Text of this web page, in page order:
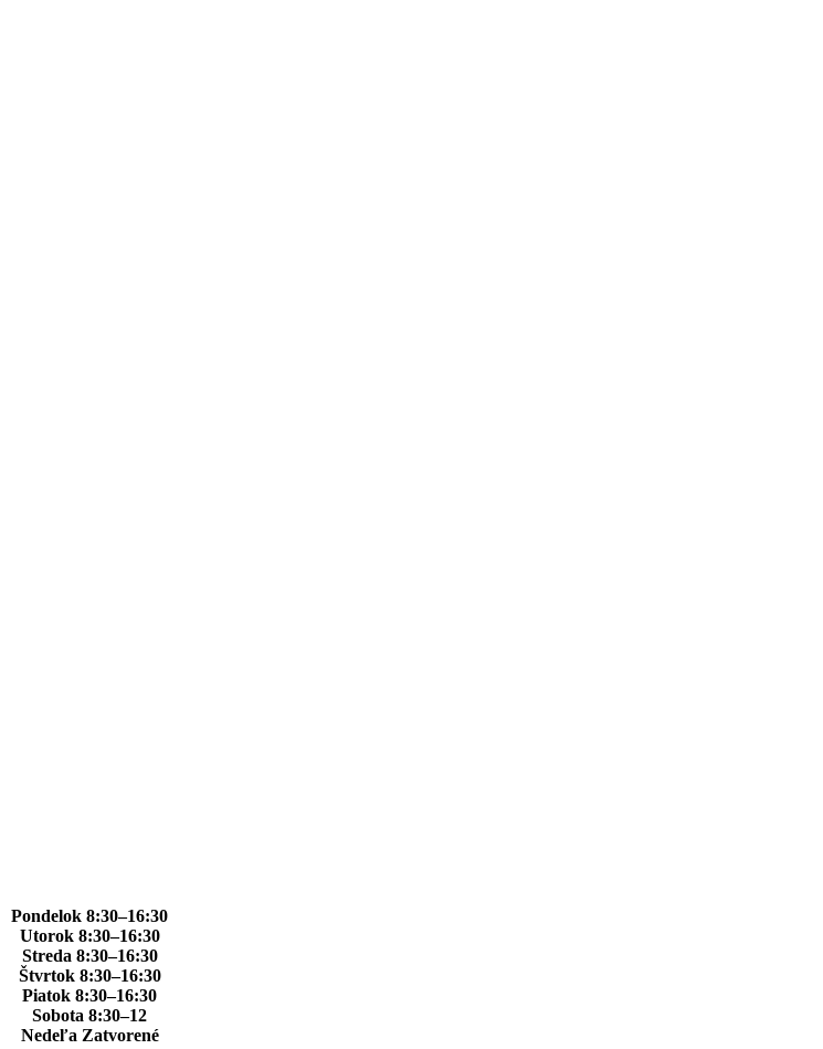
Pondelok 8:30–16:30
Utorok 8:30–16:30
Streda 8:30–16:30
Štvrtok 8:30–16:30
Piatok 8:30–16:30
Sobota 8:30–12
Nedeľa Zatvorené